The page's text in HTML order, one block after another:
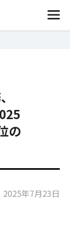
の
2025年7月23日